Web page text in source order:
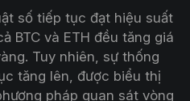
số tiếp tục đạt hiệu suất
BTC và ETH đều tăng giá
Tuy nhiên, sự thống
tăng lên, được biểu thị
pháp quan sát vòng